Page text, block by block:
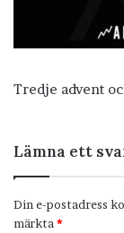
Tredje advent
Lämna ett
Din e-postadress
märkta *